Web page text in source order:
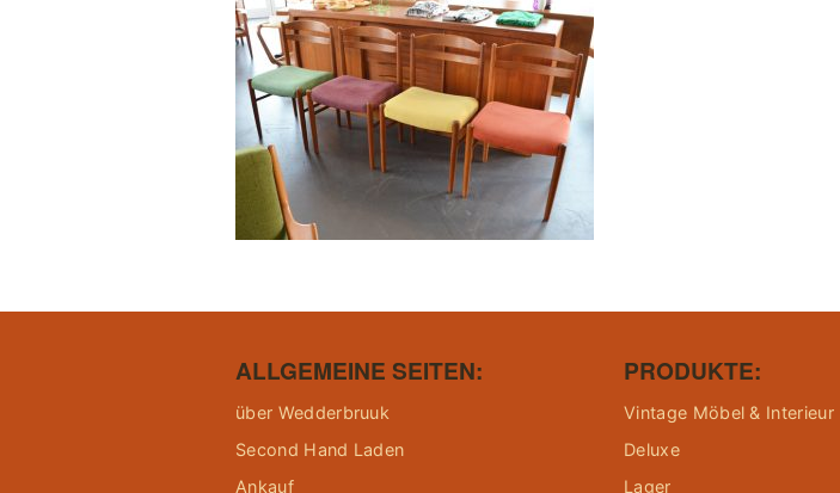
ALLGEMEINE SEITEN:
über Wedderbruuk
Second Hand Laden
Ankauf
PRODUKTE:
Vintage Möbel & Interieur
Deluxe
Lager